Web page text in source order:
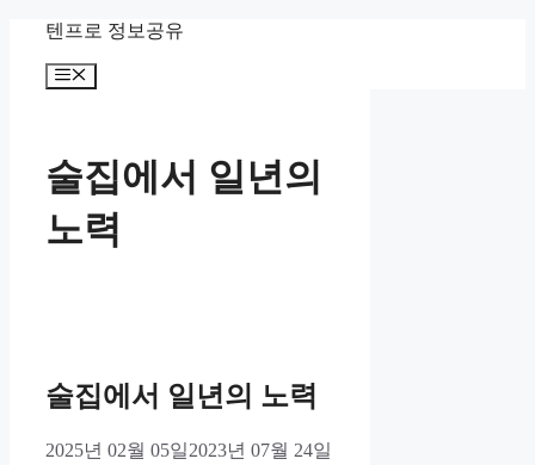
텐프로 정보공유
메
술집에서 일년의
노력
술집에서 일년의 노력
2025년 02월 05일2023년 07월 24일